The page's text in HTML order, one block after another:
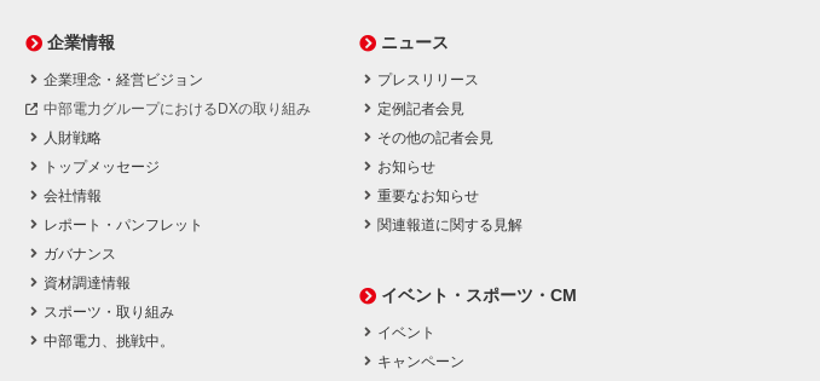
企業情報
企業理念・経営ビジョン
中部電力グループにおけるDXの取り組み
人財戦略
トップメッセージ
会社情報
レポート・パンフレット
ガバナンス
資材調達情報
スポーツ・取り組み
中部電力、挑戦中。
ニュース
プレスリリース
定例記者会見
その他の記者会見
お知らせ
重要なお知らせ
関連報道に関する見解
イベント・スポーツ・CM
イベント
キャンペーン